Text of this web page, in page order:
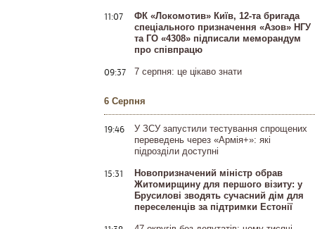
11:07
ФК «Локомотив» Київ, 12-та бригада
спеціального призначення «Азов» НГУ
та ГО «4308» підписали меморандум
про співпрацю
09:37 7 серпня: це цікаво знати
6 Серпня
19:46
У ЗСУ запустили тестування спрощених
переведень через «Армія+»: які
підрозділи доступні
15:31
Новопризначений міністр обрав
Житомирщину для першого візиту: у
Брусилові зводять сучасний дім для
переселенців за підтримки Естонії